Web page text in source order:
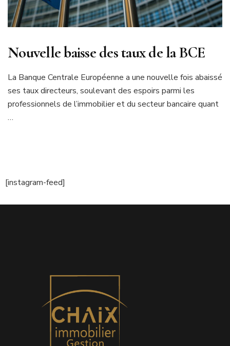
Nouvelle baisse des taux de la BCE
La Banque Centrale Européenne a une nouvelle fois abaissé
ses taux directeurs, soulevant des espoirs parmi les
professionnels de l’immobilier et du secteur bancaire quant
…
[instagram-feed]